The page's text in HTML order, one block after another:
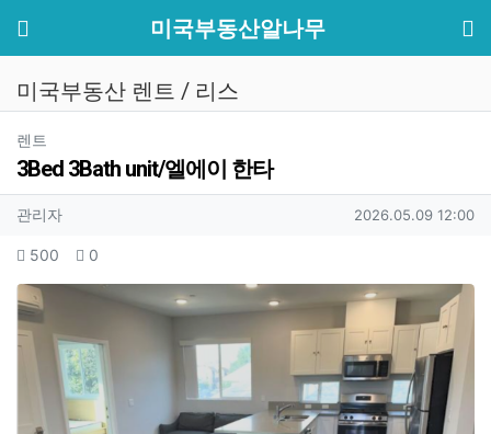
미국부동산알나무
미국부동산 렌트 / 리스
렌트
3Bed 3Bath unit/엘에이 한타
작성자 정보
관리자작성 작성일
2026.05.09 12:00
컨텐츠 정보
500 조회 0
본문